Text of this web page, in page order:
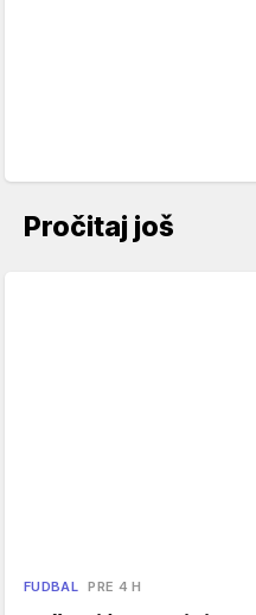
Pročitaj još
FUDBAL PRE 4 H